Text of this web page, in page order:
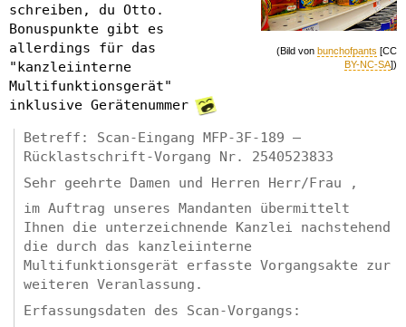
(Bild von bunchofpants [CC
BY-NC-SA])
schreiben, du Otto.
Bonuspunkte gibt es
allerdings für das
"kanzleiinterne
Multifunktionsgerät"
inklusive Gerätenummer
Betreff: Scan-Eingang MFP-3F-189 –
Rücklastschrift-Vorgang Nr. 2540523833
Sehr geehrte Damen und Herren Herr/Frau ,
im Auftrag unseres Mandanten übermittelt
Ihnen die unterzeichnende Kanzlei nachstehend
die durch das kanzleiinterne
Multifunktionsgerät erfasste Vorgangsakte zur
weiteren Veranlassung.
Erfassungsdaten des Scan-Vorgangs: